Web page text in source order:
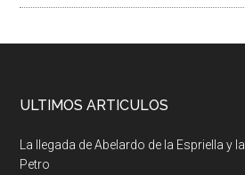
ULTIMOS ARTICULOS
La llegada de Abelardo de la Espriella y
Petro